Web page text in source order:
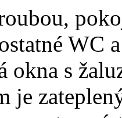
WC
okna s
je